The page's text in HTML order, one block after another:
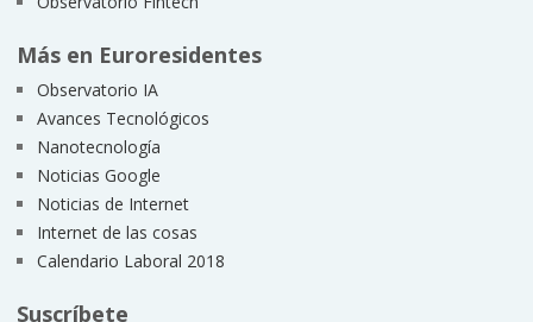
Más en Euroresidentes
Observatorio IA
Avances Tecnológicos
Nanotecnología
Noticias Google
Noticias de Internet
Internet de las cosas
Calendario Laboral 2018
Suscríbete